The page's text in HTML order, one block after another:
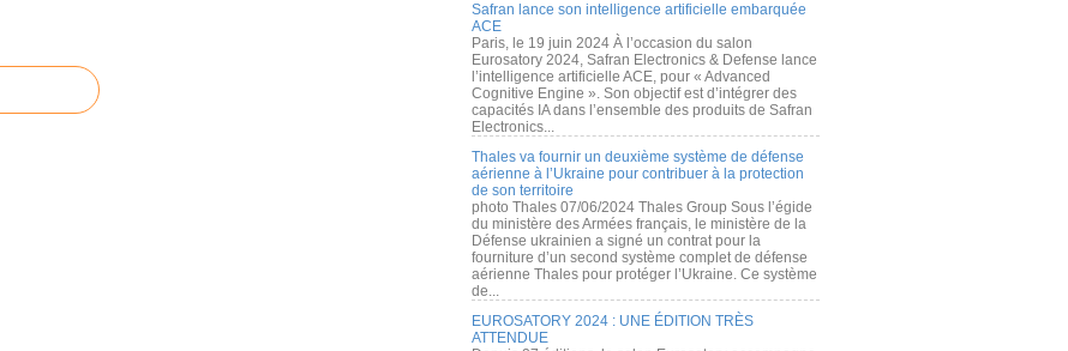
Safran lance son intelligence artificielle embarquée
ACE
Paris, le 19 juin 2024 À l’occasion du salon
Eurosatory 2024, Safran Electronics & Defense lance
l’intelligence artificielle ACE, pour « Advanced
Cognitive Engine ». Son objectif est d’intégrer des
capacités IA dans l’ensemble des produits de Safran
Electronics...
Thales va fournir un deuxième système de défense
aérienne à l’Ukraine pour contribuer à la protection
de son territoire
photo Thales 07/06/2024 Thales Group Sous l’égide
du ministère des Armées français, le ministère de la
Défense ukrainien a signé un contrat pour la
fourniture d’un second système complet de défense
aérienne Thales pour protéger l’Ukraine. Ce système
de...
EUROSATORY 2024 : UNE ÉDITION TRÈS
ATTENDUE